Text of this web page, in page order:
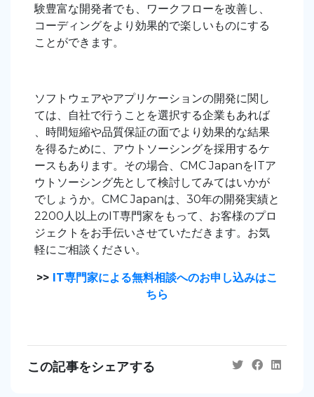
験豊富な開発者でも、ワークフローを改善し、
コーディングをより効果的で楽しいものにする
ことができます。
ソフトウェアやアプリケーションの開発に関し
ては、自社で行うことを選択する企業もあれば
、時間短縮や品質保証の面でより効果的な結果
を得るために、アウトソーシングを採用するケ
ースもあります。その場合、CMC JapanをITア
ウトソーシング先として検討してみてはいかが
でしょうか。CMC Japanは、30年の開発実績と
2200人以上のIT専門家をもって、お客様のプロ
ジェクトをお手伝いさせていただきます。お気
軽にご相談ください。
>> IT専門家による無料相談へのお申し込みはこ
ちら
この記事をシェアする